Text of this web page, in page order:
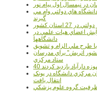
در نیمسال اول پیام نور
هاي دولتي وام مي
گيرند
کشور
اعضاي هيات علمي در
دانشگاهها
طرح ملي الزام و تشويق
اتريش" براي مدرسان
ستاد مرکزي
دارآباد بازديد کردند
دانشگاه در پونک
انتقال يافت
ظرفيت گروه علوم پزشکي